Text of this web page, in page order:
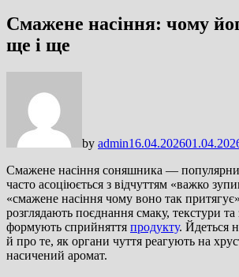
Смажене насіння: чому
ще і ще
by admin16.04.2026
Смажене насіння соняшника —
часто асоціюється з відчуттям «важко
«смажене насіння чому воно так
розглядають поєднання смаку, текстури та
формують сприйняття продукту. Йдеться
й про те, як органи чуття реагують на
насичений аромат.